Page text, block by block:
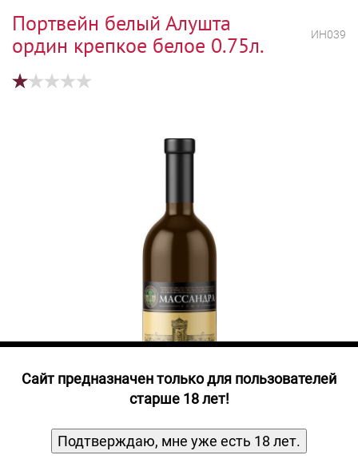
Бонусная система
Наша команда
关于我们
Виски и Бурбон
Пиво и слабоалк. напитки
Ликер
Продукты, Посуда, Аксессуары
Портвейн белый Алушта
ордин крепкое белое 0.75л.
ИН039
Cайт предназначен только для пользователей
старше 18 лет!
Подтверждаю, мне уже есть 18 лет.